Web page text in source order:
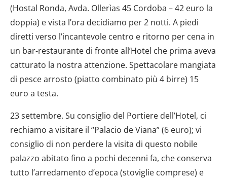
(Hostal Ronda, Avda. Ollerìas 45 Cordoba – 42 euro la
doppia) e vista l’ora decidiamo per 2 notti. A piedi
diretti verso l’incantevole centro e ritorno per cena in
un bar-restaurante di fronte all’Hotel che prima aveva
catturato la nostra attenzione. Spettacolare mangiata
di pesce arrosto (piatto combinato più 4 birre) 15
euro a testa.
23 settembre. Su consiglio del Portiere dell’Hotel, ci
rechiamo a visitare il “Palacio de Viana” (6 euro); vi
consiglio di non perdere la visita di questo nobile
palazzo abitato fino a pochi decenni fa, che conserva
tutto l’arredamento d’epoca (stoviglie comprese) e